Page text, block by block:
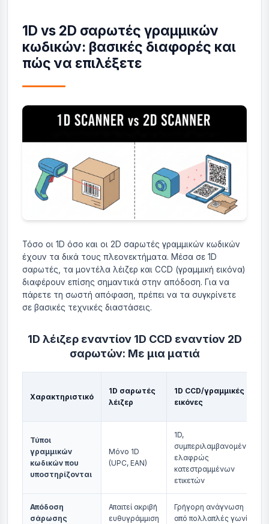
1D vs 2D σαρωτές γραμμικών
κωδικών: βασικές διαφορές και
πώς να επιλέξετε
Τόσο οι 1D όσο και οι 2D σαρωτές γραμμικών κωδικών
έχουν τα δικά τους πλεονεκτήματα. Μέσα σε 1D
σαρωτές, τα μοντέλα λέιζερ και CCD (γραμμική εικόνα)
διαφέρουν επίσης σημαντικά στην απόδοση. Για να
πάρετε τη σωστή απόφαση, πρέπει να τα συγκρίνετε
σε βασικές τεχνικές διαστάσεις.
1D λέιζερ εναντίον 1D CCD εναντίον 2D
σαρωτών: Με μια ματιά
Χαρακτηριστικό
1D σαρωτές
λέιζερ
1D CCD/γραμμικές
εικόνες
Τύποι
γραμμικών
κωδικών που
υποστηρίζονται
Μόνο 1D
(UPC, EAN)
1D,
συμπεριλαμβανομένων
ελαφρώς
κατεστραμμένων
ετικετών
Απόδοση
σάρωσης
Απαιτεί ακριβή
ευθυγράμμιση
Γρήγορη ανάγνωση
από πολλαπλές γωνίες